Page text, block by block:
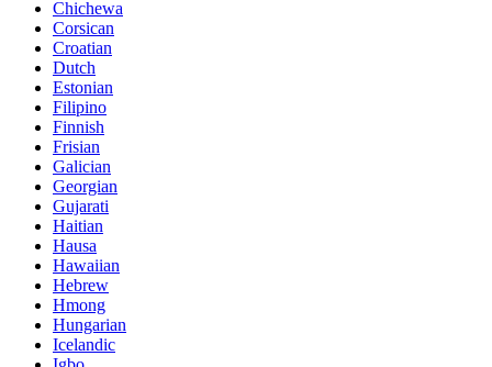
Chichewa
Corsican
Croatian
Dutch
Estonian
Filipino
Finnish
Frisian
Galician
Georgian
Gujarati
Haitian
Hausa
Hawaiian
Hebrew
Hmong
Hungarian
Icelandic